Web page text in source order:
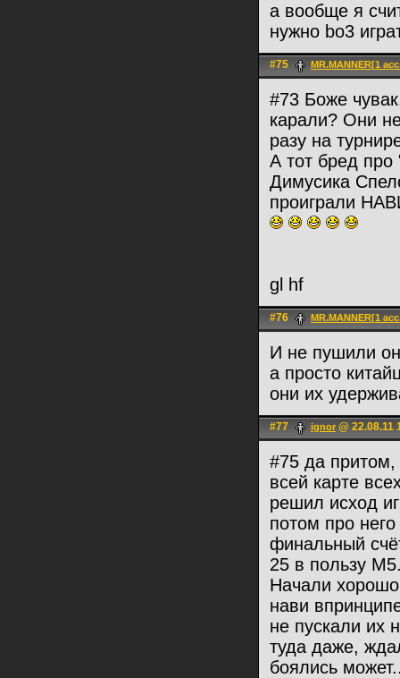
а вообще я
нужно bo3
#75 MR.MANNER[1
#73 Боже
карали? Они
разу на
А тот бред
Димусика
проиграли
gl hf
#76 MR.MANNER[1
И не пушили
а просто
они их
#77 ignоr @ 22.08.11
#75 да
всей карте
решил исход
потом про
финальный
25 в пользу
Начали
нави
не пускали их
туда даже,
боялись